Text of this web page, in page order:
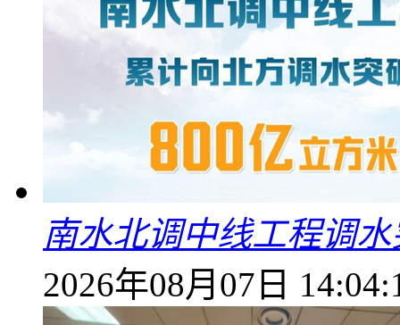
南水北调中线工程调
2026年08月07日